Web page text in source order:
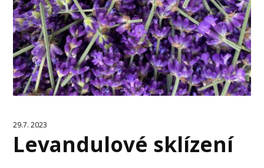
29.7. 2023
Levandulové sklízení